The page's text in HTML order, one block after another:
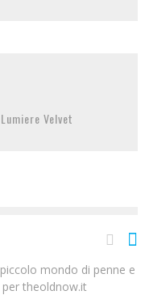
Velvet
mondo di penne e
theoldnow.it